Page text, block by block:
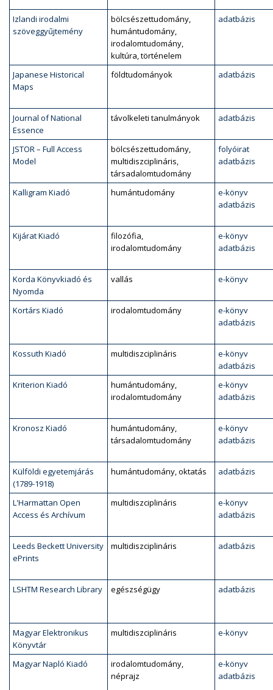
Izlandi irodalmi
szöveggyűjtemény
bölcsészettudomány,
humántudomány,
irodalomtudomány,
kultúra, történelem
adatbázis
Japanese Historical
Maps
földtudományok adatbázis
Journal of National
Essence
távolkeleti tanulmányok adatbázis
JSTOR – Full Access
Model
bölcsészettudomány,
multidiszciplináris,
társadalomtudomány
folyóirat
adatbázis
Kalligram Kiadó humántudomány
e-könyv
adatbázis
Kijárat Kiadó
filozófia,
irodalomtudomány
e-könyv
adatbázis
Korda Könyvkiadó és
Nyomda
vallás e-könyv
Kortárs Kiadó irodalomtudomány
e-könyv
adatbázis
Kossuth Kiadó multidiszciplináris
e-könyv
adatbázis
Kriterion Kiadó
humántudomány,
irodalomtudomány
e-könyv
adatbázis
Kronosz Kiadó
humántudomány,
társadalomtudomány
e-könyv
adatbázis
Külföldi egyetemjárás
(1789-1918)
humántudomány, oktatás adatbázis
L'Harmattan Open
Access és Archívum
multidiszciplináris
e-könyv
adatbázis
Leeds Beckett University
ePrints
multidiszciplináris adatbázis
LSHTM Research Library egészségügy adatbázis
Magyar Elektronikus
Könyvtár
multidiszciplináris e-könyv
Magyar Napló Kiadó
irodalomtudomány,
néprajz
e-könyv
adatbázis